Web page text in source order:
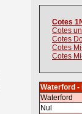
Cotes
Cotes
Cotes
Cotes
Cotes
Waterford -
Waterford
Nul